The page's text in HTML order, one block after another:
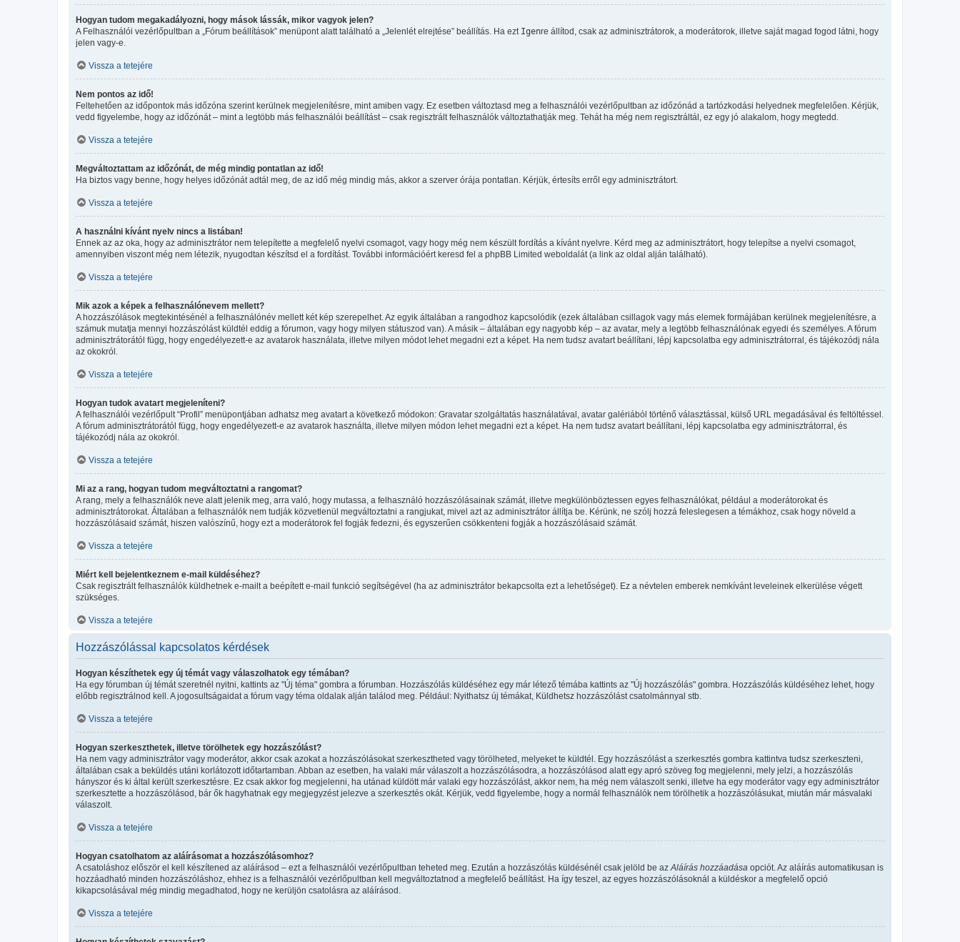
Hogyan tudom megakadályozni, hogy mások lássák, mikor vagyok jelen?
A Felhasználói vezérlőpultban a „Fórum beállítások” menüpont alatt található a „Jelenlét elrejtése” beállítás. Ha ezt Igenre állítod, csak az adminisztrátorok, a moderátorok, illetve saját magad fogod látni, hogy
jelen vagy-e.
Vissza a tetejére
Nem pontos az idő!
Feltehetően az időpontok más időzóna szerint kerülnek megjelenítésre, mint amiben vagy. Ez esetben változtasd meg a felhasználói vezérlőpultban az időzónád a tartózkodási helyednek megfelelően. Kérjük,
vedd figyelembe, hogy az időzónát – mint a legtöbb más felhasználói beállítást – csak regisztrált felhasználók változtathatják meg. Tehát ha még nem regisztráltál, ez egy jó alakalom, hogy megtedd.
Vissza a tetejére
Megváltoztattam az időzónát, de még mindig pontatlan az idő!
Ha biztos vagy benne, hogy helyes időzónát adtál meg, de az idő még mindig más, akkor a szerver órája pontatlan. Kérjük, értesíts erről egy adminisztrátort.
Vissza a tetejére
A használni kívánt nyelv nincs a listában!
Ennek az az oka, hogy az adminisztrátor nem telepítette a megfelelő nyelvi csomagot, vagy hogy még nem készült fordítás a kívánt nyelvre. Kérd meg az adminisztrátort, hogy telepítse a nyelvi csomagot,
amennyiben viszont még nem létezik, nyugodtan készítsd el a fordítást. További információért keresd fel a phpBB Limited weboldalát (a link az oldal alján található).
Vissza a tetejére
Mik azok a képek a felhasználónevem mellett?
A hozzászólások megtekintésénél a felhasználónév mellett két kép szerepelhet. Az egyik általában a rangodhoz kapcsolódik (ezek általában csillagok vagy más elemek formájában kerülnek megjelenítésre, a
számuk mutatja mennyi hozzászólást küldtél eddig a fórumon, vagy hogy milyen státuszod van). A másik – általában egy nagyobb kép – az avatar, mely a legtöbb felhasználónak egyedi és személyes. A fórum
adminisztrátorától függ, hogy engedélyezett-e az avatarok használata, illetve milyen módot lehet megadni ezt a képet. Ha nem tudsz avatart beállítani, lépj kapcsolatba egy adminisztrátorral, és tájékozódj nála
az okokról.
Vissza a tetejére
Hogyan tudok avatart megjeleníteni?
A felhasználói vezérlőpult “Profil” menüpontjában adhatsz meg avatart a következő módokon: Gravatar szolgáltatás használatával, avatar galériából történő választással, külső URL megadásával és feltöltéssel.
A fórum adminisztrátorától függ, hogy engedélyezett-e az avatarok használta, illetve milyen módon lehet megadni ezt a képet. Ha nem tudsz avatart beállítani, lépj kapcsolatba egy adminisztrátorral, és
tájékozódj nála az okokról.
Vissza a tetejére
Mi az a rang, hogyan tudom megváltoztatni a rangomat?
A rang, mely a felhasználók neve alatt jelenik meg, arra való, hogy mutassa, a felhasználó hozzászólásainak számát, illetve megkülönböztessen egyes felhasználókat, például a moderátorokat és
adminisztrátorokat. Általában a felhasználók nem tudják közvetlenül megváltoztatni a rangjukat, mivel azt az adminisztrátor állítja be. Kérünk, ne szólj hozzá feleslegesen a témákhoz, csak hogy növeld a
hozzászólásaid számát, hiszen valószínű, hogy ezt a moderátorok fel fogják fedezni, és egyszerűen csökkenteni fogják a hozzászólásaid számát.
Vissza a tetejére
Miért kell bejelentkeznem e-mail küldéséhez?
Csak regisztrált felhasználók küldhetnek e-mailt a beépített e-mail funkció segítségével (ha az adminisztrátor bekapcsolta ezt a lehetőséget). Ez a névtelen emberek nemkívánt leveleinek elkerülése végett
szükséges.
Vissza a tetejére
Hozzászólással kapcsolatos kérdések
Hogyan készíthetek egy új témát vagy válaszolhatok egy témában?
Ha egy fórumban új témát szeretnél nyitni, kattints az "Új téma" gombra a fórumban. Hozzászólás küldéséhez egy már létező témába kattints az "Új hozzászólás" gombra. Hozzászólás küldéséhez lehet, hogy
előbb regisztrálnod kell. A jogosultságaidat a fórum vagy téma oldalak alján találod meg. Például: Nyithatsz új témákat, Küldhetsz hozzászólást csatolmánnyal stb.
Vissza a tetejére
Hogyan szerkeszthetek, illetve törölhetek egy hozzászólást?
Ha nem vagy adminisztrátor vagy moderátor, akkor csak azokat a hozzászólásokat szerkesztheted vagy törölheted, melyeket te küldtél. Egy hozzászólást a szerkesztés gombra kattintva tudsz szerkeszteni,
általában csak a beküldés utáni korlátozott időtartamban. Abban az esetben, ha valaki már válaszolt a hozzászólásodra, a hozzászólásod alatt egy apró szöveg fog megjelenni, mely jelzi, a hozzászólás
hányszor és ki által került szerkesztésre. Ez csak akkor fog megjelenni, ha utánad küldött már valaki egy hozzászólást, akkor nem, ha még nem válaszolt senki, illetve ha egy moderátor vagy egy adminisztrátor
szerkesztette a hozzászólásod, bár ők hagyhatnak egy megjegyzést jelezve a szerkesztés okát. Kérjük, vedd figyelembe, hogy a normál felhasználók nem törölhetik a hozzászólásukat, miután már másvalaki
válaszolt.
Vissza a tetejére
Hogyan csatolhatom az aláírásomat a hozzászólásomhoz?
A csatoláshoz először el kell készítened az aláírásod – ezt a felhasználói vezérlőpultban teheted meg. Ezután a hozzászólás küldésénél csak jelöld be az Aláírás hozzáadása opciót. Az aláírás automatikusan is
hozzáadható minden hozzászóláshoz, ehhez is a felhasználói vezérlőpultban kell megváltoztatnod a megfelelő beállítást. Ha így teszel, az egyes hozzászólásoknál a küldéskor a megfelelő opció
kikapcsolásával még mindig megadhatod, hogy ne kerüljön csatolásra az aláírásod.
Vissza a tetejére